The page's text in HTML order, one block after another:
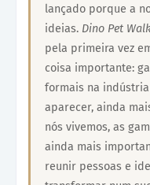
lançado porque a
ideias. Dino Pet
pela primeira vez
coisa importante:
formais na
aparecer, ainda
nós vivemos, as
ainda mais
reunir pessoas e